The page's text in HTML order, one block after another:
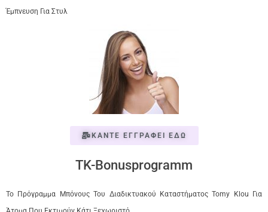
Έμπνευση Για Στυλ
ΚΑΝΤΕ ΕΓΓΡΑΦΕΙ ΕΔΩ
TK-Bonusprogramm
Το Πρόγραμμα Μπόνους Του Διαδικτυακού Καταστήματος Tomy Klou Για